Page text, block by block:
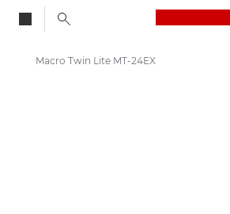
Macro Twin Lite MT-24EX